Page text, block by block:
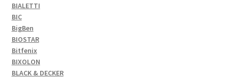
BIALETTI
BIC
BigBen
BIOSTAR
Bitfenix
BIXOLON
BLACK & DECKER